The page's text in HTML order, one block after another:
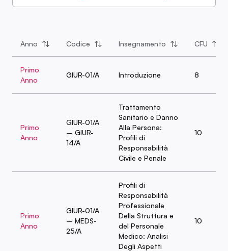
nei suoi aspetti medico-legali e
Anno Codice Insegnamento CFU
Primo
Anno
GIUR-01/A Introduzione 8
Primo
Anno
GIUR-01/A
– GIUR-
14/A
Trattamento
Sanitario e Danno
Alla Persona:
Profili di
Responsabilità
Civile e Penale
10
Primo
Anno
GIUR-01/A
– MEDS-
25/A
Profili di
Responsabilità
Professionale
Della Struttura e
del Personale
Medico: Analisi
Degli Aspetti
10